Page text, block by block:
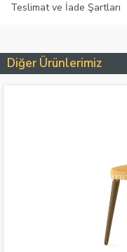
Teslimat ve İade Şartları
Diğer Ürünlerimiz